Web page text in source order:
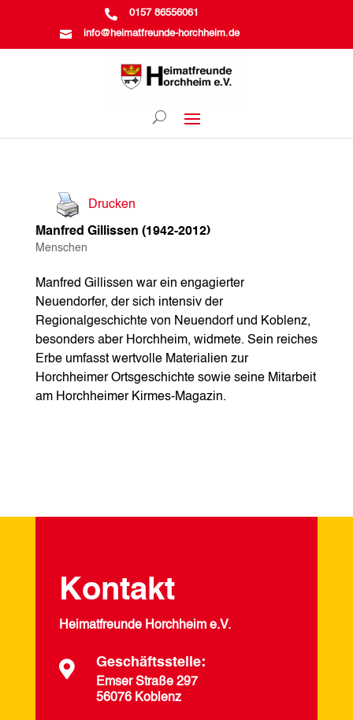
 0157 86556061
 info@heimatfreunde-horchheim.de
Drucken
Manfred Gillissen (1942-2012)
Menschen
Manfred Gillissen war ein engagierter
Neuendorfer, der sich intensiv der
Regionalgeschichte von Neuendorf und Koblenz,
besonders aber Horchheim, widmete. Sein reiches
Erbe umfasst wertvolle Materialien zur
Horchheimer Ortsgeschichte sowie seine Mitarbeit
am Horchheimer Kirmes-Magazin.
Kontakt
Heimatfreunde Horchheim e.V.
 Geschäftsstelle:
Emser Straße 297
56076 Koblenz